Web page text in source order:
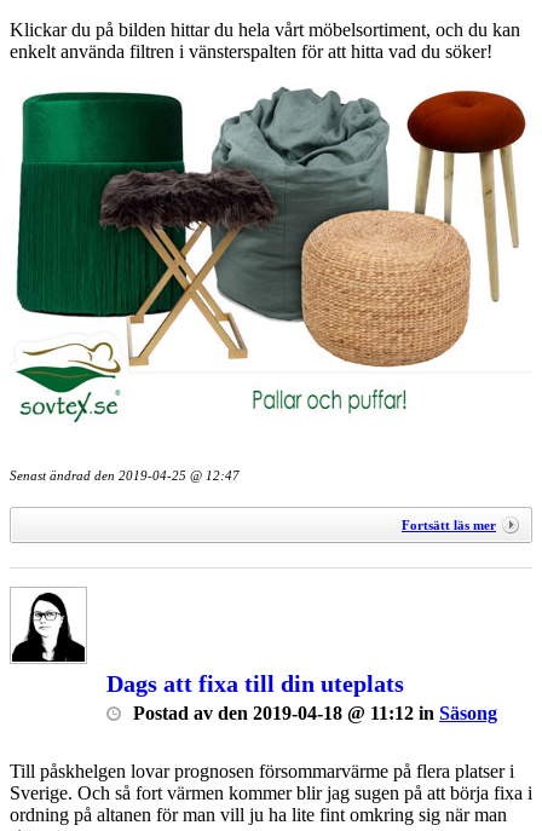
Klickar du på bilden hittar du hela vårt möbelsortiment, och du kan
enkelt använda filtren i vänsterspalten för att hitta vad du söker!
Senast ändrad den 2019-04-25 @ 12:47
Fortsätt läs mer
Dags att fixa till din uteplats
Postad av den 2019-04-18 @ 11:12 in Säsong
Till påskhelgen lovar prognosen försommarvärme på flera platser i
Sverige. Och så fort värmen kommer blir jag sugen på att börja fixa i
ordning på altanen för man vill ju ha lite fint omkring sig när man